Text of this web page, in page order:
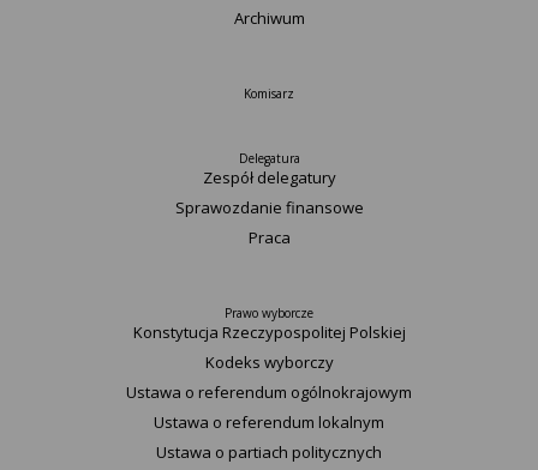
Archiwum
Komisarz
Delegatura
Zespół delegatury
Sprawozdanie finansowe
Praca
Prawo wyborcze
Konstytucja Rzeczypospolitej Polskiej​
Kodeks wyborczy
Ustawa o referendum ogólnokrajowym
Ustawa o referendum lokalnym
Ustawa o partiach politycznych